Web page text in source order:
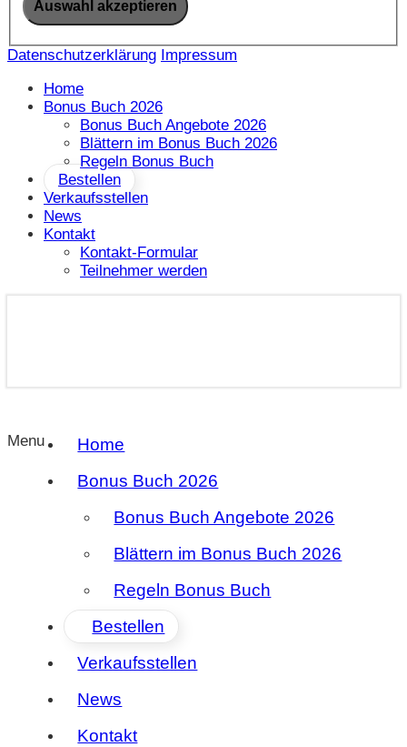
Datenschutzerklärung Impressum
Home
Bonus Buch 2026
Bonus Buch Angebote 2026
Blättern im Bonus Buch 2026
Regeln Bonus Buch
Bestellen
Verkaufsstellen
News
Kontakt
Kontakt-Formular
Teilnehmer werden
Menu
Home
Bonus Buch 2026
Bonus Buch Angebote 2026
Blättern im Bonus Buch 2026
Regeln Bonus Buch
Bestellen
Verkaufsstellen
News
Kontakt